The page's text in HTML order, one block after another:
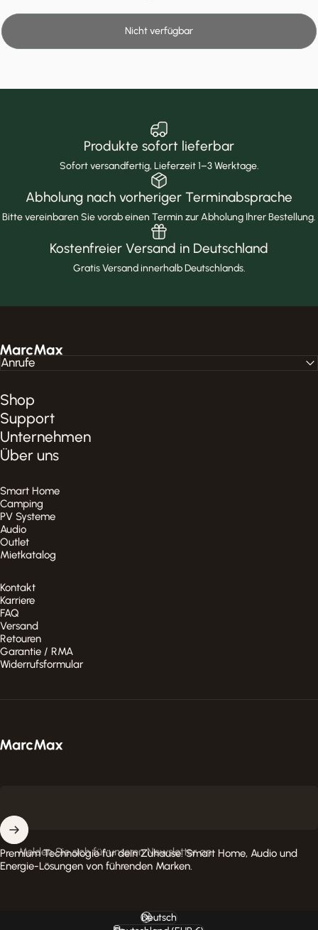
Nicht verfügbar
Produkte sofort lieferbar
Sofort versandfertig, Lieferzeit 1–3 Werktage.
Abholung nach vorheriger Terminabsprache
Bitte vereinbaren Sie vorab einen Termin zur Abholung Ihrer Bestellung.
Kostenfreier Versand in Deutschland
Gratis Versand innerhalb Deutschlands.
MarcMax Shop
Shop
Support
Unternehmen
Über uns
Smart Home
Camping
PV Systeme
Audio
Outlet
Mietkatalog
Kontakt
Karriere
FAQ
Versand
Retouren
Garantie / RMA
Widerrufsformular
Anrufe
MarcMax Shop
Melden Sie sich für unseren Newsletter an
Premium Technologie für dein Zuhause. Smart Home, Audio und
Energie-Lösungen von führenden Marken.
Sprache
Deutsch